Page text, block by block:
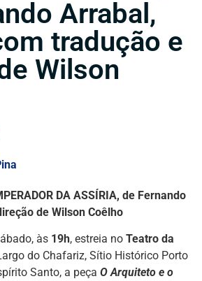
Arrabal,
tradução e
Wilson
DA ASSÍRIA, de Fernando
de Wilson Coêlho
às 19h, estreia no Teatro da
do Chafariz, Sítio Histórico Porto
Santo, a peça O Arquiteto e o